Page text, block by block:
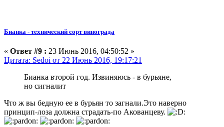
Бианка - технический сорт винограда
« Ответ #9 : 23 Июнь 2016, 04:50:52 »
Цитата: Sedoi от 22 Июнь 2016, 19:17:21
Бианка второй год. Извиняюсь - в бурьяне,
но сигналит
Что ж вы бедную ее в бурьян то загнали.Это наверно
принцип-лоза должна страдать-по Акованцеву.